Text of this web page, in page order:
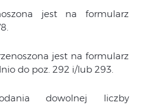
jest na formularz
jest na formularz
do poz. 292 i/lub 293.
dowolnej liczby